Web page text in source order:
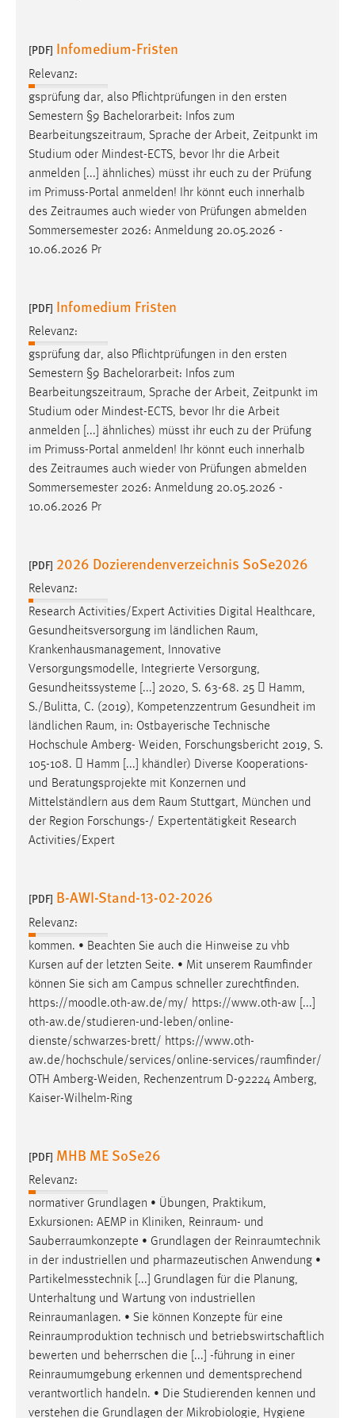
[PDF] Infomedium-Fristen
Relevanz:
gsprüfung dar, also Pflichtprüfungen in den ersten
Semestern §9 Bachelorarbeit: Infos zum
Bearbeitungszeitraum, Sprache der Arbeit, Zeitpunkt im
Studium oder Mindest-ECTS, bevor Ihr die Arbeit
anmelden [...] ähnliches) müsst ihr euch zu der Prüfung
im Primuss-Portal anmelden! Ihr könnt euch innerhalb
des Zeitraumes auch wieder von Prüfungen abmelden
Sommersemester 2026: Anmeldung 20.05.2026 -
10.06.2026 Pr
[PDF] Infomedium Fristen
Relevanz:
gsprüfung dar, also Pflichtprüfungen in den ersten
Semestern §9 Bachelorarbeit: Infos zum
Bearbeitungszeitraum, Sprache der Arbeit, Zeitpunkt im
Studium oder Mindest-ECTS, bevor Ihr die Arbeit
anmelden [...] ähnliches) müsst ihr euch zu der Prüfung
im Primuss-Portal anmelden! Ihr könnt euch innerhalb
des Zeitraumes auch wieder von Prüfungen abmelden
Sommersemester 2026: Anmeldung 20.05.2026 -
10.06.2026 Pr
[PDF] 2026 Dozierendenverzeichnis SoSe2026
Relevanz:
Research Activities/Expert Activities Digital Healthcare,
Gesundheitsversorgung im ländlichen Raum,
Krankenhausmanagement, Innovative
Versorgungsmodelle, Integrierte Versorgung,
Gesundheitssysteme [...] 2020, S. 63-68. 25  Hamm,
S./Bulitta, C. (2019), Kompetenzzentrum Gesundheit im
ländlichen Raum, in: Ostbayerische Technische
Hochschule Amberg- Weiden, Forschungsbericht 2019, S.
105-108.  Hamm [...] khändler) Diverse Kooperations-
und Beratungsprojekte mit Konzernen und
Mittelständlern aus dem Raum Stuttgart, München und
der Region Forschungs-/ Expertentätigkeit Research
Activities/Expert
[PDF] B-AWI-Stand-13-02-2026
Relevanz:
kommen. • Beachten Sie auch die Hinweise zu vhb
Kursen auf der letzten Seite. • Mit unserem Raumfinder
können Sie sich am Campus schneller zurechtfinden.
https://moodle.oth-aw.de/my/ https://www.oth-aw [...]
oth-aw.de/studieren-und-leben/online-
dienste/schwarzes-brett/ https://www.oth-
aw.de/hochschule/services/online-services/raumfinder/
OTH Amberg-Weiden, Rechenzentrum D-92224 Amberg,
Kaiser-Wilhelm-Ring
[PDF] MHB ME SoSe26
Relevanz:
normativer Grundlagen • Übungen, Praktikum,
Exkursionen: AEMP in Kliniken, Reinraum- und
Sauberraumkonzepte • Grundlagen der Reinraumtechnik
in der industriellen und pharmazeutischen Anwendung •
Partikelmesstechnik [...] Grundlagen für die Planung,
Unterhaltung und Wartung von industriellen
Reinraumanlagen. • Sie können Konzepte für eine
Reinraumproduktion technisch und betriebswirtschaftlich
bewerten und beherrschen die [...] -führung in einer
Reinraumumgebung erkennen und dementsprechend
verantwortlich handeln. • Die Studierenden kennen und
verstehen die Grundlagen der Mikrobiologie, Hygiene
einloggen zu können.
Cookie Laufzeit:
24 Stunden
STATISTIK
Statistik Cookies erfassen Informationen anonym.
Diese Informationen helfen uns zu verstehen, wie
unsere Besucher unsere Website nutzen.
Matomo
_pk_ref, _pk_cvar, _pk_id, _pk_ses
Zweck:
Zugriffsstatistik
Cookie Laufzeit:
Max. 13 Monate
MARKETING
Marketing Cookies werden von Drittanbietern
verwendet, um personalisierte Werbung anzuzeigen.
Name:
_gcl_au
Google Ireland Limited
Zweck:
Conversion-Tracking
Cookie Laufzeit:
3 Monate
Facebook Pixel
Name:
Anbieter:
Zweck:
Conversion-Tracking
Cookie Laufzeit:
3 Monate
EXTERNE MEDIEN
Um Inhalte von Videoplattformen und Social Media
Vimeo